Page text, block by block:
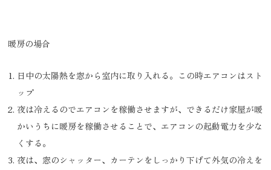
暖房の場合
日中の太陽熱を窓から室内に取り入れる。この時エアコンはスト
ップ
夜は冷えるのでエアコンを稼働させますが、できるだけ家屋が暖
かいうちに暖房を稼働させることで、エアコンの起動電力を少な
くする。
夜は、窓のシャッター、カーテンをしっかり下げて外気の冷えを